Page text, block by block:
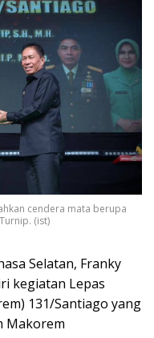
cendera mata berupa
(ist)
Selatan, Franky
kegiatan Lepas
131/Santiago yang
Makorem